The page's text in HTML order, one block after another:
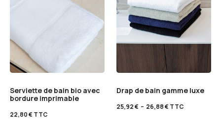
Serviette de bain bio avec
bordure imprimable
22,80€TTC
Drap de bain gamme luxe
25,92€ – 26,88€TTC